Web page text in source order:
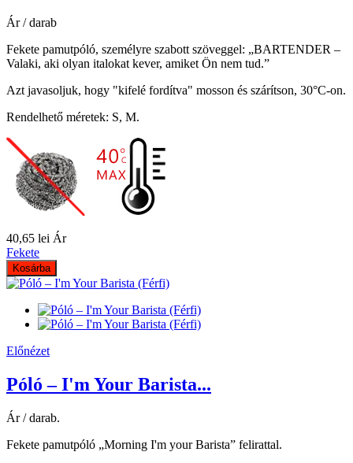
Ár / darab
Fekete pamutpóló, személyre szabott szöveggel: „BARTENDER –
Valaki, aki olyan italokat kever, amiket Ön nem tud.”
Azt javasoljuk, hogy "kifelé fordítva" mosson és szárítson, 30°C-on.
Rendelhető méretek: S, M.
40,65 lei Ár
Fekete
Kosárba
Előnézet
Póló – I'm Your Barista...
Ár / darab.
Fekete pamutpóló „Morning I'm your Barista” felirattal.